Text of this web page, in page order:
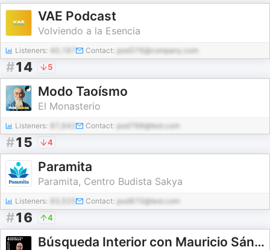
VAE Podcast
Volviendo a la Esencia
Listeners: 40,187 Contact: pod376@company.com
#14 5
Modo Taoísmo
El Monasterio
Listeners: 87,642 Contact: pod788@test.com
#15 4
Paramita
Paramita, Centro Budista Sakya
Listeners: Contact: pod870@test.com
#16 4
Búsqueda Interior con Mauricio Sánchez Scott